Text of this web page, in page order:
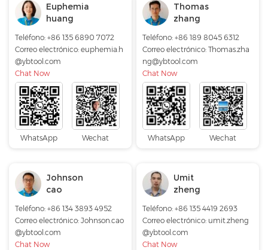
Euphemia
huang
Teléfono: +86 135 6890 7072
Correo electrónico: euphemia.h
@ybtool.com
Chat Now
WhatsApp Wechat
Thomas
zhang
Teléfono: +86 189 8045 6312
Correo electrónico:Thomas.zha
ng@ybtool.com
Chat Now
WhatsApp Wechat
Johnson
cao
Teléfono: +86 134 3893 4952
Correo electrónico: Johnson.cao
@ybtool.com
Chat Now
Umit
zheng
Teléfono: +86 135 4419 2693
Correo electrónico: umit.zheng
@ybtool.com
Chat Now